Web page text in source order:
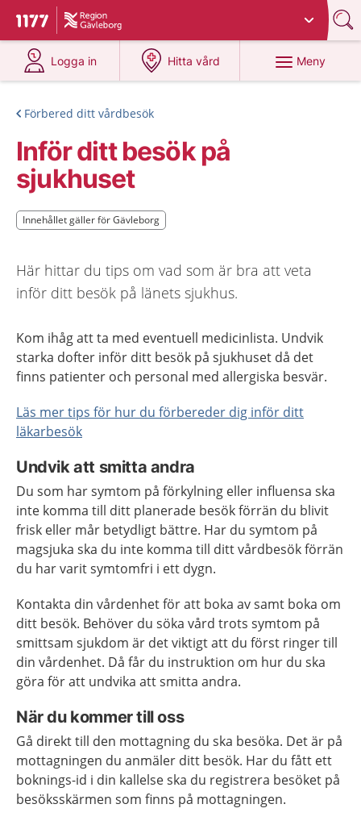
Till startsidan för 1177
Du har valt region
Logga in
på 1177.se
Hitta vård
på 1177.se
Meny
Förbered ditt vårdbesök
Inför ditt besök på
sjukhuset
Innehållet gäller för Gävleborg
Innehållet gäller för Gävleborg
Här hittar du tips om vad som är bra att veta
inför ditt besök på länets sjukhus.
Kom ihåg att ta med eventuell medicinlista. Undvik
starka dofter inför ditt besök på sjukhuset då det
finns patienter och personal med allergiska besvär.
Läs mer tips för hur du förbereder dig inför ditt
läkarbesök
Undvik att smitta andra
Du som har symtom på förkylning eller influensa ska
inte komma till ditt planerade besök förrän du blivit
frisk eller mår betydligt bättre. Har du symtom på
magsjuka ska du inte komma till ditt vårdbesök förrän
du har varit symtomfri i ett dygn.
Kontakta din vårdenhet för att boka av samt boka om
ditt besök. Behöver du söka vård trots symtom på
smittsam sjukdom är det viktigt att du först ringer till
din vårdenhet. Då får du instruktion om hur du ska
göra för att undvika att smitta andra.
När du kommer till oss
Gå direkt till den mottagning du ska besöka. Det är på
mottagningen du anmäler ditt besök. Har du fått ett
boknings-id i din kallelse ska du registrera besöket på
besöksskärmen som finns på mottagningen.